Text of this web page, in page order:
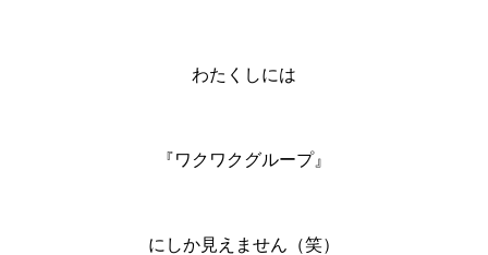
わたくしには
『ワクワクグループ』
にしか見えません（笑）